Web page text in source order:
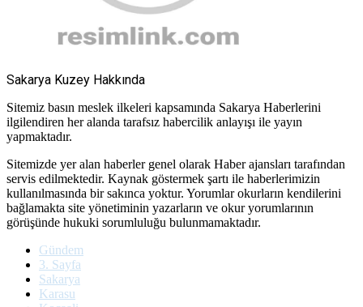
Sakarya Kuzey Hakkında
Sitemiz basın meslek ilkeleri kapsamında Sakarya Haberlerini
ilgilendiren her alanda tarafsız habercilik anlayışı ile yayın
yapmaktadır.
Sitemizde yer alan haberler genel olarak Haber ajansları tarafından
servis edilmektedir. Kaynak göstermek şartı ile haberlerimizin
kullanılmasında bir sakınca yoktur. Yorumlar okurların kendilerini
bağlamakta site yönetiminin yazarların ve okur yorumlarının
görüşünde hukuki sorumluluğu bulunmamaktadır.
Gündem
3. Sayfa
Sakarya
Karasu